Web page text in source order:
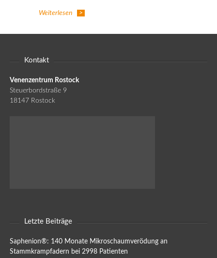
Weiterlesen
Kontakt
Venenzentrum Rostock
Steuerbordstraße 9
18147 Rostock
Letzte Beiträge
Saphenion®: 140 Monate Mikroschaumverödung an
Stammkrampfadern bei 2998 Patienten